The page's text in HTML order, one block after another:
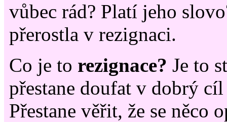
vůbec rád? Platí jeho
přerostla v rezignaci.
Co je to rezignace? Je to
přestane doufat v dobrý
Přestane věřit, že se něco